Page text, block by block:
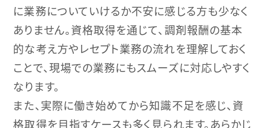
に業務についていけるか不安に感じる方も少なく
ありません。資格取得を通じて、調剤報酬の基本
的な考え方やレセプト業務の流れを理解しておく
ことで、現場での業務にもスムーズに対応しやすく
なります。
また、実際に働き始めてから知識不足を感じ、資
格取得を目指すケースも多く見られます。あらかじ